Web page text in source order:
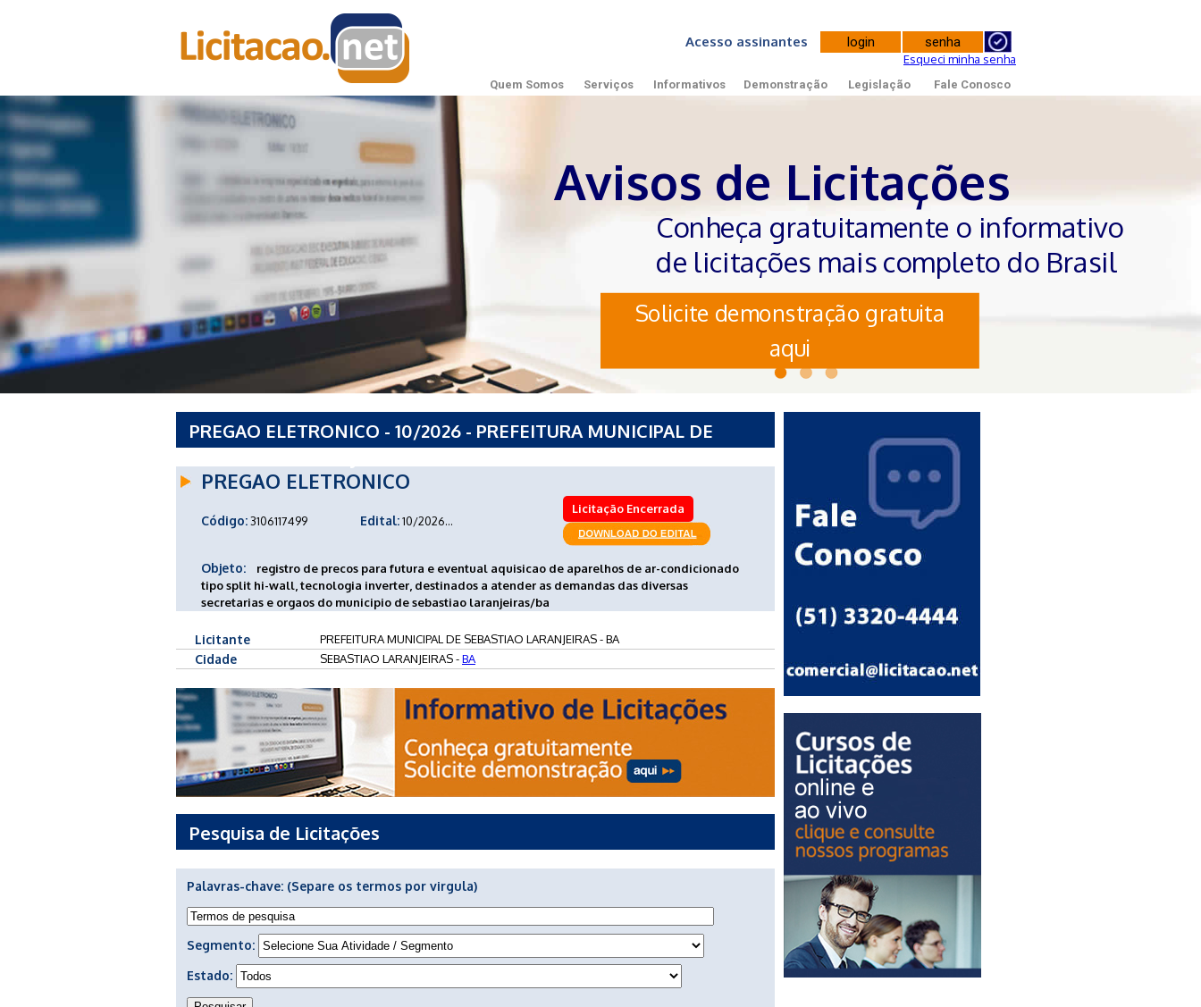
Acesso assinantes
Esqueci minha senha
Quem Somos Serviços Informativos Demonstração Legislação Fale Conosco
Avisos de Licitações
Conheça gratuitamente o informativo
de licitações mais completo do Brasil
Solicite demonstração gratuita
aqui
PREGAO ELETRONICO - 10/2026 - PREFEITURA MUNICIPAL DE
PREGAO ELETRONICO
Código:3106117499 Edital:10/2026...
Licitação Encerrada
Objeto:
registro de precos para futura e eventual aquisicao de aparelhos de ar-condicionado
tipo split hi-wall, tecnologia inverter, destinados a atender as demandas das diversas
secretarias e orgaos do municipio de sebastiao laranjeiras/ba
Licitante PREFEITURA MUNICIPAL DE SEBASTIAO LARANJEIRAS - BA
Cidade SEBASTIAO LARANJEIRAS -BA
Pesquisa de Licitações
Palavras-chave: (Separe os termos por virgula)
Segmento:
Estado: